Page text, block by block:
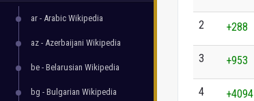
ar - Arabic Wikipedia
az - Azerbaijani Wikipedia
be - Belarusian Wikipedia
bg - Bulgarian Wikipedia
2 +288
3 +953
4 +4094